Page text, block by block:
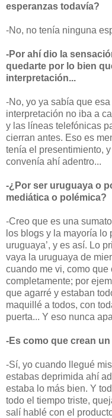
esperanzas todavía?
-No, no tenía ninguna
-Por ahí dio la
quedarte por lo bien
interpretación...
-No, yo ya sabía que esa
interpretación no iba a
y las líneas telefónicas
cierran antes. Eso es
tenía el presentimiento,
convenía ahí adentro...
-¿Por ser uruguaya o
mediática o polémica?
-Creo que es una
los blogs y la mayoría lo
uruguaya’, y es así. Lo
vaya la uruguaya de
cuando me vi, como
completamente; por
que agarré y estaban
maquillé a todos, con
puerta... Y eso nunca
-Es como que crean
-Sí, yo cuando llegué
estabas deprimida ahí
estaba lo más bien. Y
todo el tiempo triste,
salí hablé con el